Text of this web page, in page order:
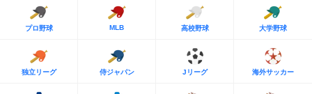
プロ野球 MLB 高校野球 大学野球
独立リーグ 侍ジャパン Jリーグ 海外サッカー